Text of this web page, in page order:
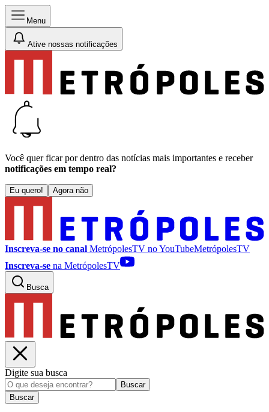
Menu
Ative nossas notificações
Você quer ficar por dentro das notícias mais importantes e receber
notificações em tempo real?
Eu quero! Agora não
Inscreva-se no canal MetrópolesTV noYouTubeMetrópolesTV
Inscreva-se na MetrópolesTV
Busca
Digite sua busca
Buscar
Buscar